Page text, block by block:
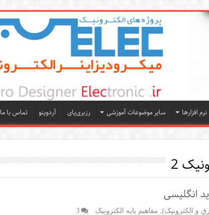
نرم افزارها سایر موضوعات آموزشی رزبری‌پای آردوینو تماس با ما
2
انگلیسی
و الکترونیک) مفاهیم پایه الکترونیک 3